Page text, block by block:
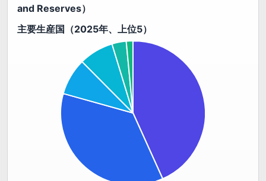
and Reserves）
主要生産国（2025年、上位5）